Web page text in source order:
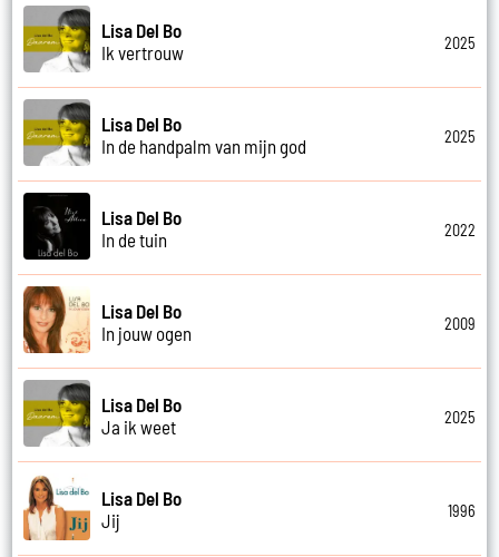
Lisa Del Bo
Ik vertrouw
2025
Lisa Del Bo
In de handpalm van mijn god
2025
Lisa Del Bo
In de tuin
2022
Lisa Del Bo
In jouw ogen
2009
Lisa Del Bo
Ja ik weet
2025
Lisa Del Bo
Jij
1996